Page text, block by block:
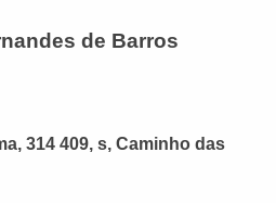
de Barros
314 409, s, Caminho das